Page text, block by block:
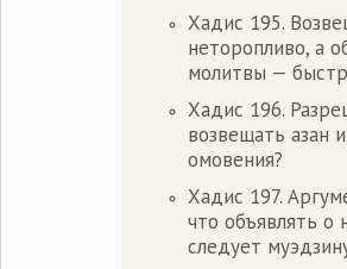
Хадис 195.
неторопливо, а
молитвы —
Хадис 196.
возвещать азан
омовения?
Хадис 197.
что объявлять о
следует